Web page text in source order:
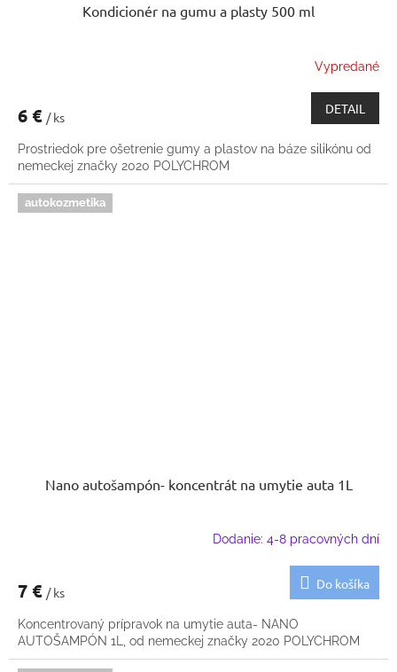
Kondicionér na gumu a plasty 500 ml
Vypredané
6 € / ks
DETAIL
Prostriedok pre ošetrenie gumy a plastov na báze silikónu od
nemeckej značky 2020 POLYCHROM
autokozmetika
Nano autošampón- koncentrát na umytie auta 1L
Dodanie: 4-8 pracovných dní
7 € / ks
Do košíka
Koncentrovaný prípravok na umytie auta- NANO
AUTOŠAMPÓN 1L, od nemeckej značky 2020 POLYCHROM